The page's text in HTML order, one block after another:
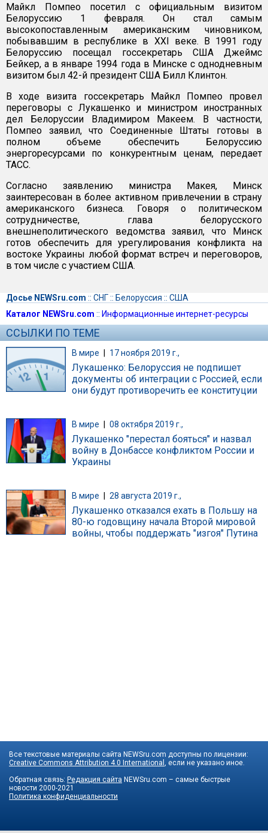
Майкл Помпео посетил с официальным визитом
Белоруссию 1 февраля. Он стал самым
высокопоставленным американским чиновником,
побывавшим в республике в XXI веке. В 1991 году
Белоруссию посещал госсекретарь США Джеймс
Бейкер, а в январе 1994 года в Минске с однодневным
визитом был 42-й президент США Билл Клинтон.
В ходе визита госсекретарь Майкл Помпео провел
переговоры с Лукашенко и министром иностранных
дел Белоруссии Владимиром Макеем. В частности,
Помпео заявил, что Соединенные Штаты готовы в
полном объеме обеспечить Белоруссию
энергоресурсами по конкурентным ценам, передает
ТАСС.
Согласно заявлению министра Макея, Минск
заинтересован в более активном привлечении в страну
американского бизнеса. Говоря о политическом
сотрудничестве, глава белорусского
внешнеполитического ведомства заявил, что Минск
готов обеспечить для урегулирования конфликта на
востоке Украины любой формат встреч и переговоров,
в том числе с участием США.
Досье NEWSru.com :: СНГ:: Белоруссия :: США
Каталог NEWSru.com :: Информационные интернет-ресурсы
ССЫЛКИ ПО ТЕМЕ
В мире | 17 ноября 2019 г.,
Лукашенко: Белоруссия не подпишет
документы об интеграции с Россией, если
они будут противоречить ее конституции
В мире 08 октября 2019 г.,
Лукашенко "перестал бояться" и назвал
войну в Донбассе конфликтом России и
Украины
В мире 28 августа 2019 г.,
Лукашенко отказался ехать в Польшу на
80-ю годовщину начала Второй мировой
войны, чтобы поддержать "изгоя" Путина
Все текстовые материалы сайта NEWSru.com доступны по лицензии:
Creative Commons Attribution 4.0 International , если не указано иное.
Обратная связь: Редакция сайта NEWSru.com – самые быстрые
новости 2000-2021
Политика конфиденциальности